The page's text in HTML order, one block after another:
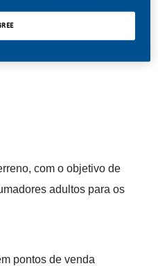
com o objetivo de
adultos para os
pontos de venda